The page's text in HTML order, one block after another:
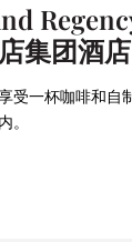
集团酒
受一杯咖啡和自
。